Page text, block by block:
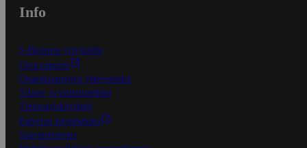
Info
S-Business yrityksille
Oiva-raportit
Osuuskauppojen yhteystiedot
Tilaus- ja toimitusehdot
Tietosuojakäytäntö
Palvelun käyttöehdot
Saavutettavuus